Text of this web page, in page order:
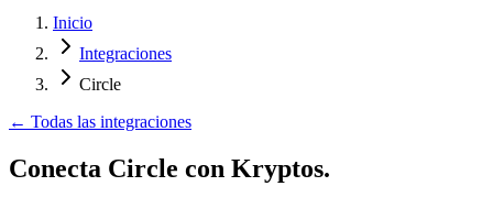
Inicio
Integraciones
Circle
← Todas las integraciones
Conecta Circle con Kryptos.